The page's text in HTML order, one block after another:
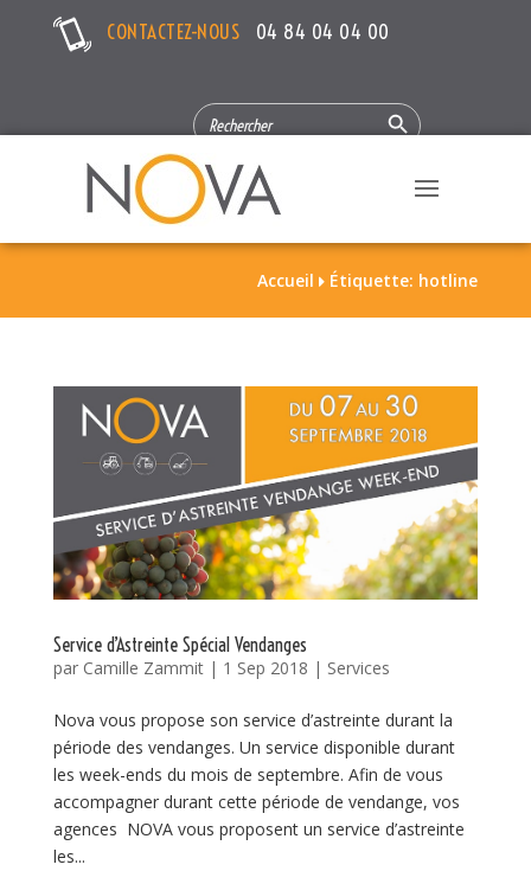
CONTACTEZ-NOUS 04 84 04 04 00
SEARCH
FOR:
Search Button
Accueil  Étiquette: hotline
Service d’Astreinte Spécial Vendanges
par Camille Zammit| 1 Sep 2018 | Services
Nova vous propose son service d’astreinte durant la
période des vendanges. Un service disponible durant
les week-ends du mois de septembre. Afin de vous
accompagner durant cette période de vendange, vos
agences NOVA vous proposent un service d’astreinte
les...